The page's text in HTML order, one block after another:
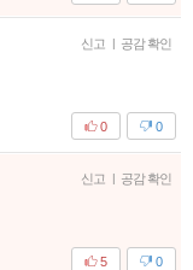
신고 | 공감 확인
0
0
신고 | 공감 확인
0
5